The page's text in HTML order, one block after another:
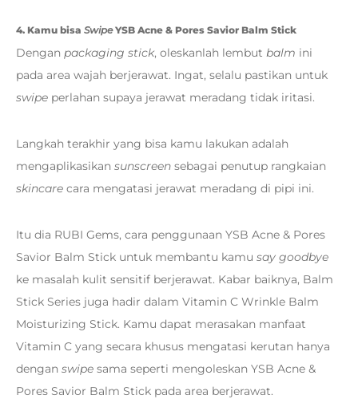
4. Kamu bisa SwipeYSB Acne & Pores Savior Balm Stick
Dengan packaging stick, oleskanlah lembut balm ini
pada area wajah berjerawat. Ingat, selalu pastikan untuk
swipe perlahan supaya jerawat meradang tidak iritasi.
Langkah terakhir yang bisa kamu lakukan adalah
mengaplikasikan sunscreen sebagai penutup rangkaian
skincare cara mengatasi jerawat meradang di pipi ini.
Itu dia RUBI Gems, cara penggunaan YSB Acne & Pores
Savior Balm Stick untuk membantu kamu say goodbye
ke masalah kulit sensitif berjerawat. Kabar baiknya, Balm
Stick Series juga hadir dalam Vitamin C Wrinkle Balm
Moisturizing Stick. Kamu dapat merasakan manfaat
Vitamin C yang secara khusus mengatasi kerutan hanya
dengan swipe sama seperti mengoleskan YSB Acne &
Pores Savior Balm Stick pada area berjerawat.